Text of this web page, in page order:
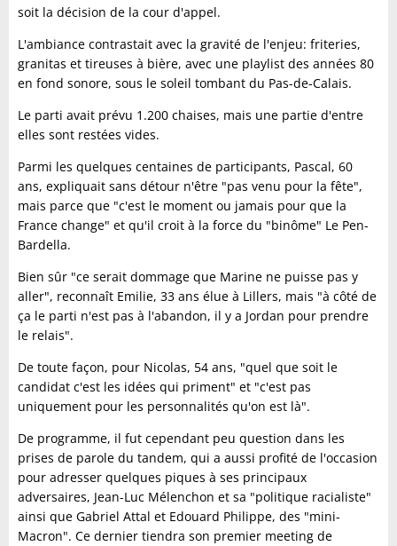
soit la décision de la cour d'appel.
L'ambiance contrastait avec la gravité de l'enjeu: friteries,
granitas et tireuses à bière, avec une playlist des années 80
en fond sonore, sous le soleil tombant du Pas-de-Calais.
Le parti avait prévu 1.200 chaises, mais une partie d'entre
elles sont restées vides.
Parmi les quelques centaines de participants, Pascal, 60
ans, expliquait sans détour n'être "pas venu pour la fête",
mais parce que "c'est le moment ou jamais pour que la
France change" et qu'il croit à la force du "binôme" Le Pen-
Bardella.
Bien sûr "ce serait dommage que Marine ne puisse pas y
aller", reconnaît Emilie, 33 ans élue à Lillers, mais "à côté de
ça le parti n'est pas à l'abandon, il y a Jordan pour prendre
le relais".
De toute façon, pour Nicolas, 54 ans, "quel que soit le
candidat c'est les idées qui priment" et "c'est pas
uniquement pour les personnalités qu'on est là".
De programme, il fut cependant peu question dans les
prises de parole du tandem, qui a aussi profité de l'occasion
pour adresser quelques piques à ses principaux
adversaires, Jean-Luc Mélenchon et sa "politique racialiste"
ainsi que Gabriel Attal et Edouard Philippe, des "mini-
Macron". Ce dernier tiendra son premier meeting de